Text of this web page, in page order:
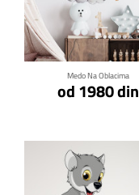
Medo Na Oblacima
od 1980 din
Klikni za detalje